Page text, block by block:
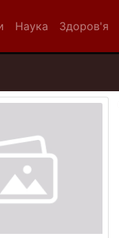
Наука Здоров'я